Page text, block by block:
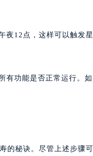
层06室（需提前预约）
座6楼10室（需提前预约
室（需提前预约）
2002室（需提前预约）
写字楼20层01室（需提
（需提前预约）
12点，这样可以触发
功能是否正常运行。
的秘诀。尽管上述步骤